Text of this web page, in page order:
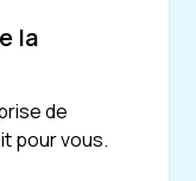
la
de
pour vous.